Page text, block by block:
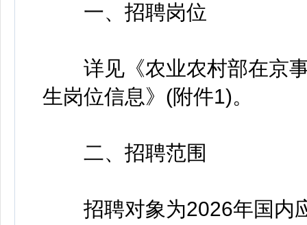
一、招聘岗位
详见《农业农村部在京事
生岗位信息》(附件1)。
二、招聘范围
招聘对象为2026年国内